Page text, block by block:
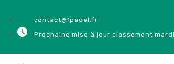
contact@1padel.fr
Prochaine mise à jour classement mardi